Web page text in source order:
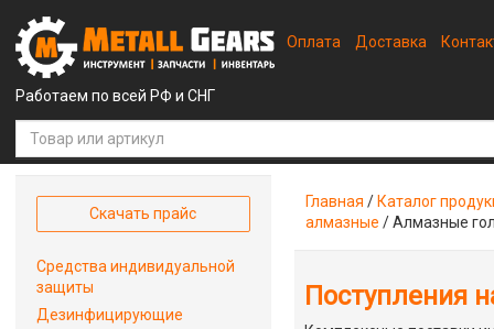
Работаем по всей РФ и СНГ
Оплата Доставка
Главная / Каталог
алмазные /Алмазные
Поступления
Скачать прайс
Средства индивидуальной
защиты
Дезинфицирующие